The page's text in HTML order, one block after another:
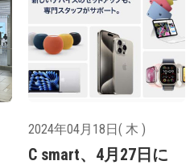
2024年04月18日( 木 )
C smart、4月27日に